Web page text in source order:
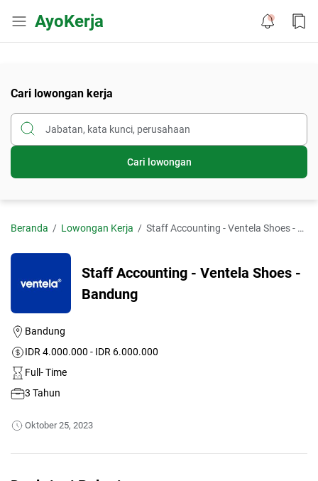
AyoKerja
Cari lowongan kerja
Cari lowongan
Beranda Lowongan Kerja Staff Accounting - Ventela Shoes - Bandung
Staff Accounting - Ventela Shoes -
Bandung
Bandung
IDR 4.000.000 - IDR 6.000.000
Full- Time
3 Tahun
Oktober 25, 2023